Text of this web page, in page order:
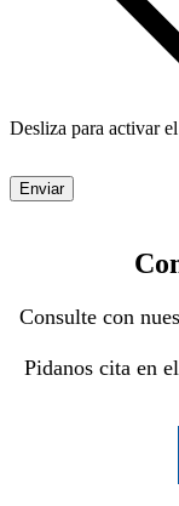
Desliza para activar
Enviar
Consulte con
Pidanos cita en